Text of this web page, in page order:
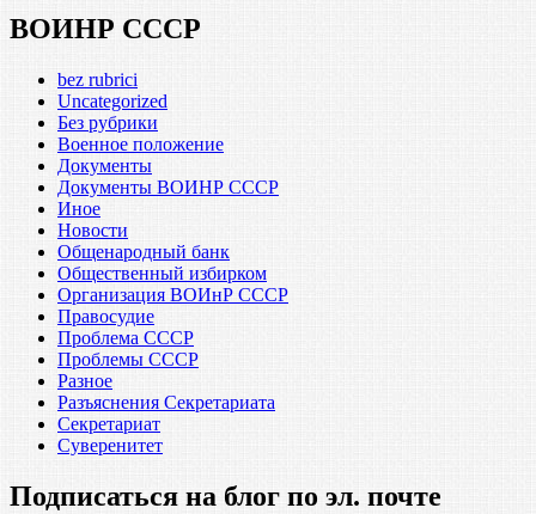
ВОИНР СССР
bez rubrici
Uncategorized
Без рубрики
Военное положение
Документы
Документы ВОИНР СССР
Иное
Новости
Общенародный банк
Общественный избирком
Организация ВОИнР СССР
Правосудие
Проблема СССР
Проблемы СССР
Разное
Разъяснения Секретариата
Секретариат
Суверенитет
Подписаться на блог по эл. почте